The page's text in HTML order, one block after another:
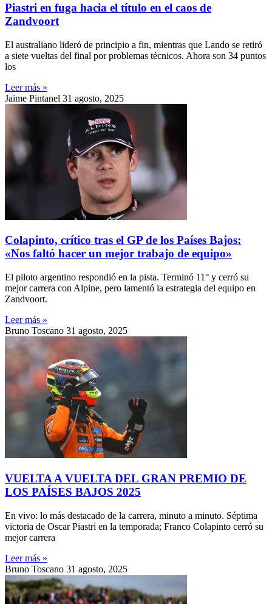
Piastri en fuga hacia el título en el caos de
Zandvoort
El australiano lideró de principio a fin, mientras que Lando se retiró
a siete vueltas del final por problemas técnicos. Ahora son 34 puntos
los
Leer más »
Jaime Pintanel 31 agosto, 2025
Colapinto, crítico tras el GP de los Países Bajos:
«Nos faltó hacer un mejor trabajo de equipo»
El piloto argentino respondió en la pista. Terminó 11° y cerró su
mejor carrera con Alpine, pero lamentó la estrategia del equipo en
Zandvoort.
Leer más »
Bruno Toscano 31 agosto, 2025
VUELTA A VUELTA DEL GRAN PREMIO DE
LOS PAÍSES BAJOS 2025
En vivo: lo más destacado de la carrera, minuto a minuto. Séptima
victoria de Oscar Piastri en la temporada; Franco Colapinto cerró su
mejor carrera
Leer más »
Bruno Toscano 31 agosto, 2025